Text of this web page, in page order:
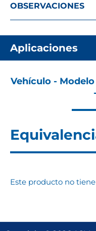
OBSERVACIONES
Aplicaciones
Vehículo -
Este producto no